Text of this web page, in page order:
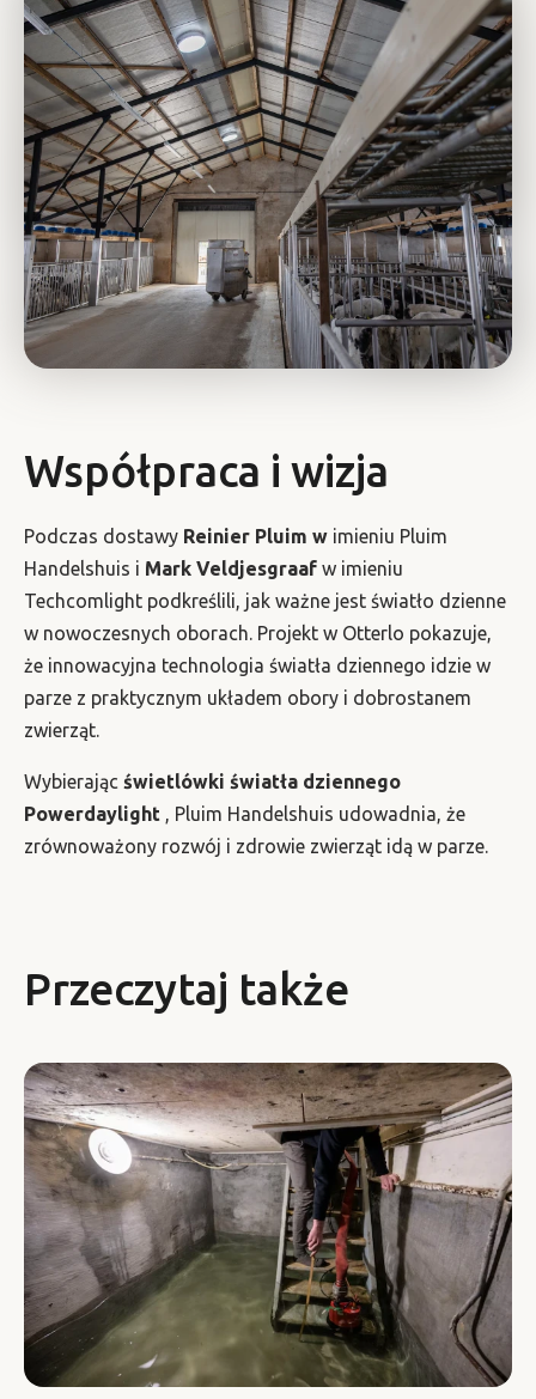
Współpraca i wizja
Podczas dostawy Reinier Pluim w imieniu Pluim
Handelshuis i Mark Veldjesgraaf w imieniu
Techcomlight podkreślili, jak ważne jest światło dzienne
w nowoczesnych oborach. Projekt w Otterlo pokazuje,
że innowacyjna technologia światła dziennego idzie w
parze z praktycznym układem obory i dobrostanem
zwierząt.
Wybierając świetlówki światła dziennego
Powerdaylight , Pluim Handelshuis udowadnia, że
zrównoważony rozwój i zdrowie zwierząt idą w parze.
Przeczytaj także